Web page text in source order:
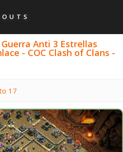
Anti 3 Estrellas
- COC Clash of Clans -
17